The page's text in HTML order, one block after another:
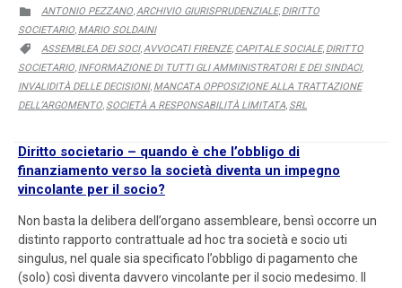

CATEGORY
ANTONIO PEZZANO ARCHIVIO GIURISPRUDENZIALE, DIRITTO
SOCIETARIO MARIO SOLDAINI

CATEGORY
ASSEMBLEA DEI SOCI, AVVOCATI FIRENZE, CAPITALE SOCIALE, DIRITTO
SOCIETARIO INFORMAZIONE DI TUTTI GLI AMMINISTRATORI E DEI SINDACI,
INVALIDITÀ DELLE DECISIONI, MANCATA OPPOSIZIONE ALLA TRATTAZIONE
DELL’ARGOMENTO SOCIETÀ A RESPONSABILITÀ LIMITATA SRL
Diritto societario – quando è che l’obbligo di
finanziamento verso la società diventa un impegno
vincolante per il socio?
Non basta la delibera dell’organo assembleare, bensì occorre un
distinto rapporto contrattuale ad hoc tra società e socio uti
singulus, nel quale sia specificato l’obbligo di pagamento che
(solo) così diventa davvero vincolante per il socio medesimo. Il